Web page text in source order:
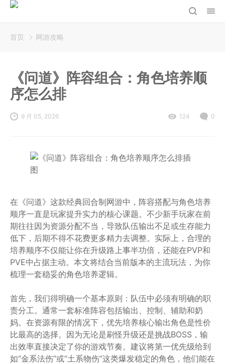
首页 网游攻略
《问道》阵容组合：角色培养顺
序怎么排
9 月 05, 2026 124 0
在《问道》这款经典回合制网游中，阵容搭配与角色培养
顺序一直是玩家提升实力的核心课题。不少新手玩家在前
期往往因为资源分配不当，导致队伍输出不足或生存能力
低下，后期不得不花费更多精力去调整。实际上，合理的
培养顺序不仅能让你在升级路上事半功倍，还能在PVP和
PVE中占据主动。本文将结合当前版本的主流玩法，为你
梳理一套稳妥的角色培养逻辑。
首先，我们得明确一个基本原则：队伍中必须有明确的职
责分工。通常一套标准阵容包括输出、控制、辅助和奶
妈。在资源有限的情况下，优先培养核心输出角色是性价
比最高的选择。因为无论是刷怪升级还是挑战BOSS，输
出效率直接决定了你的游戏节奏。建议将第一优先级给到
如“金系法伤”或“土系物伤”这类爆发稳定的角色，他们能在